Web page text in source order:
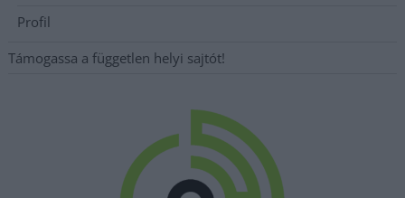
Profil
Támogassa a független helyi sajtót!